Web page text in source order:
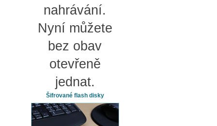
nahrávání.
Nyní můžete
bez obav
otevřeně
jednat.
Šifrované flash disky